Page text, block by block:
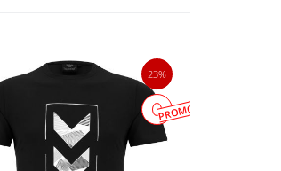
23%
PROMOTION